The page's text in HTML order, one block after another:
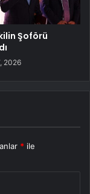
Şoförü
2026
* ile